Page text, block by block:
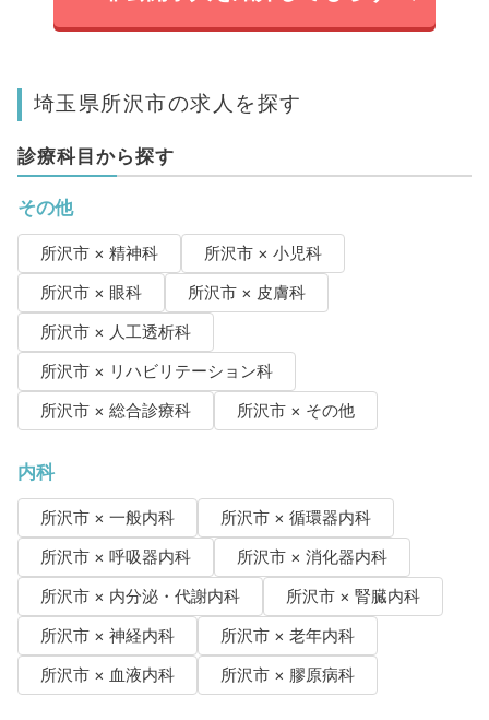
埼玉県所沢市の求人を探す
診療科目から探す
その他
所沢市 × 精神科
所沢市 × 小児科
所沢市 × 眼科
所沢市 × 皮膚科
所沢市 × 人工透析科
所沢市 × リハビリテーション科
所沢市 × 総合診療科
所沢市 × その他
内科
所沢市 × 一般内科
所沢市 × 循環器内科
所沢市 × 呼吸器内科
所沢市 × 消化器内科
所沢市 × 内分泌・代謝内科
所沢市 × 腎臓内科
所沢市 × 神経内科
所沢市 × 老年内科
所沢市 × 血液内科
所沢市 × 膠原病科